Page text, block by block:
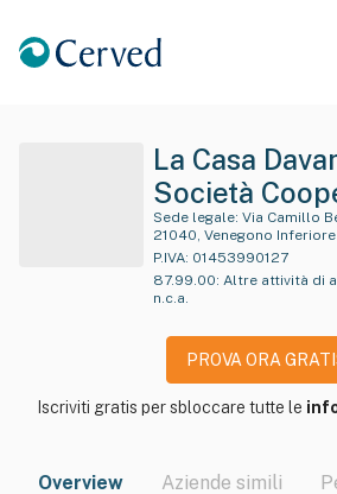
La Casa
Società
Sociale A R.l.
Sede legale:
21040, Venegono Inferiore
P.IVA: 01453990127
87.99.00: Altre attività di
n.c.a.
PROVA ORA
Iscriviti gratis per sbloccare tutte le
Overview Aziende simili